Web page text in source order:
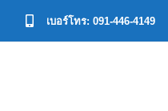
เบอร์โทร: 091-446-4149